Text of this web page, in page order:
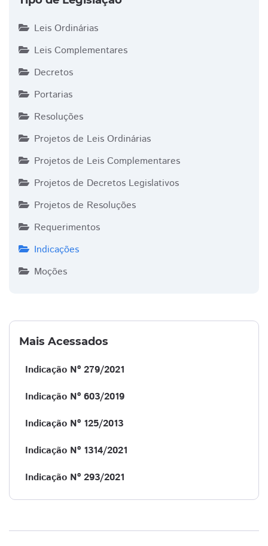
Leis Ordinárias
Leis Complementares
Decretos
Portarias
Resoluções
Projetos de Leis Ordinárias
Projetos de Leis Complementares
Projetos de Decretos Legislativos
Projetos de Resoluções
Requerimentos
Indicações
Moções
Mais Acessados
Indicação Nº 279/2021
Indicação Nº 603/2019
Indicação Nº 125/2013
Indicação Nº 1314/2021
Indicação Nº 293/2021